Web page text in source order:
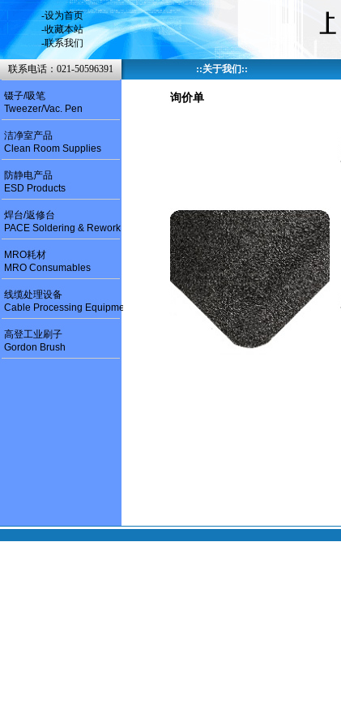
镊子/吸笔
Tweezer/Vac. Pen
洁净室产品
Clean Room Supplies
防静电产品
ESD Products
焊台/返修台
PACE Soldering & Rework
MRO耗材
MRO Consumables
线缆处理设备
Cable Processing Equipment
高登工业刷子
Gordon Brush
-设为首页
-收藏本站
-联系我们
联系电话：021-50596391 ::关于我们 ::
询价单